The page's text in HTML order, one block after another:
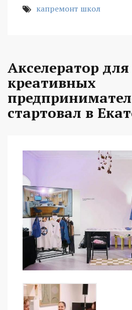
капремонт школ
Акселератор для
креативных
стартовал в